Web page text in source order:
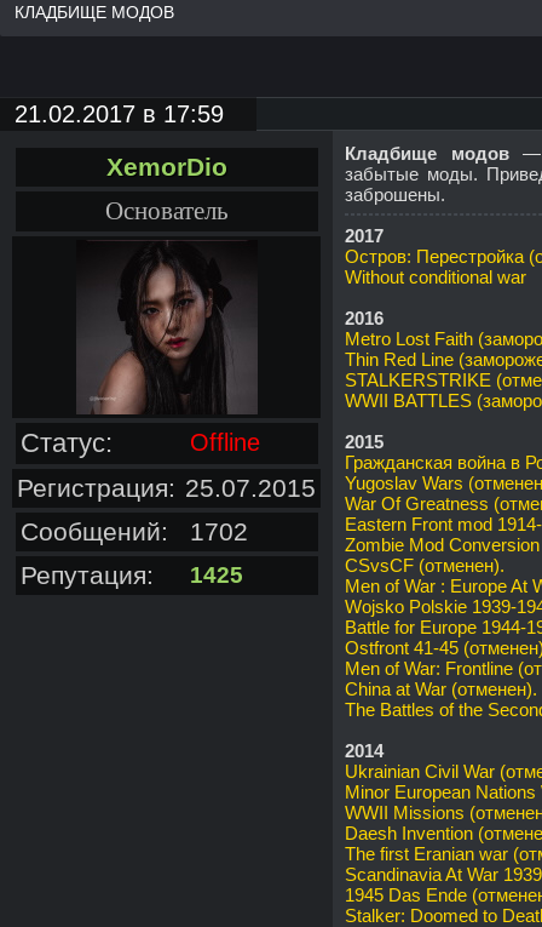
КЛАДБИЩЕ МОДОВ
21.02.2017 в 17:59
XemorDio
Основатель
Статус: Offline
Регистрация: 25.07.2015
Сообщений:
1702
Репутация:
1425
Кладбище модов—
забытые моды.
заброшены.
2017
Остров: Перестройка
Without conditional war
2016
Metro Lost Faith
Thin Red Line
STALKERSTRIKE
WWII BATTLES
2015
Гражданская война в
Yugoslav Wars
War Of Greatness
Eastern Front mod
Zombie Mod
CSvsCF (отменен).
Men of War : Europe At
Wojsko Polskie 1939-
Battle for Europe 1944-
Ostfront 41-45
Men of War: Frontline
China at War (отменен).
The Battles of the
2014
Ukrainian Civil War
Minor European
WWII Missions
Daesh Invention
The first Eranian war
Scandinavia At War
1945 Das Ende
Stalker: Doomed to